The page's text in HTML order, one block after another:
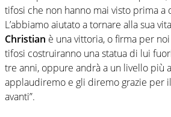
tifosi che non hanno mai visto prima a
L’abbiamo aiutato a tornare alla sua
Christian è una vittoria, o firma per
tifosi costruiranno una statua di lui
tre anni, oppure andrà a un livello più
applaudiremo e gli diremo grazie per
avanti”.